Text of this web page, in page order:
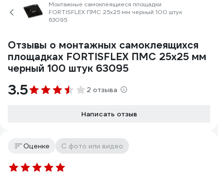
Монтажные самоклеящиеся площадки
FORTISFLEX ПМС 25х25 мм черный 100 штук
63095
Отзывы о монтажных самоклеящихся
площадках FORTISFLEX ПМС 25х25 мм
черный 100 штук 63095
3.5 2 отзыва
Написать отзыв
Оценке С фото или видео